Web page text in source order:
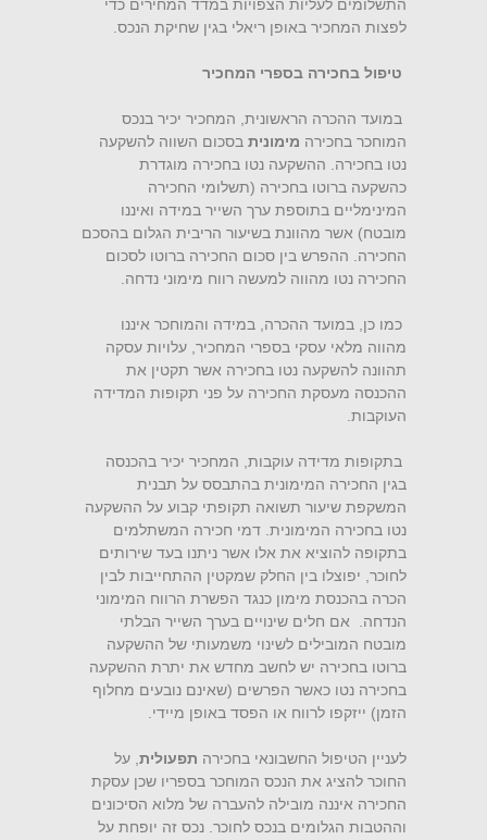
התשלומים לעליות הצפויות במדד המחירים כדי
לפצות המחכיר באופן ריאלי בגין שחיקת הנכס.
טיפול בחכירה בספרי המחכיר
במועד ההכרה הראשונית, המחכיר יכיר בנכס
המוחכר בחכירה מימונית בסכום השווה להשקעה
נטו בחכירה. ההשקעה נטו בחכירה מוגדרת
כהשקעה ברוטו בחכירה (תשלומי החכירה
המינימליים בתוספת ערך השייר במידה ואיננו
מובטח) אשר מהוונת בשיעור הריבית הגלום בהסכם
החכירה. ההפרש בין סכום החכירה ברוטו לסכום
החכירה נטו מהווה למעשה רווח מימוני נדחה.
כמו כן, במועד ההכרה, במידה והמוחכר איננו
מהווה מלאי עסקי בספרי המחכיר, עלויות עסקה
תהוונה להשקעה נטו בחכירה אשר תקטין את
ההכנסה מעסקת החכירה על פני תקופות המדידה
העוקבות.
בתקופות מדידה עוקבות, המחכיר יכיר בהכנסה
בגין החכירה המימונית בהתבסס על תבנית
המשקפת שיעור תשואה תקופתי קבוע על ההשקעה
נטו בחכירה המימונית. דמי חכירה המשתלמים
בתקופה להוציא את אלו אשר ניתנו בעד שירותים
לחוכר, יפוצלו בין החלק שמקטין ההתחייבות לבין
הכרה בהכנסת מימון כנגד הפשרת הרווח המימוני
הנדחה. אם חלים שינויים בערך השייר הבלתי
מובטח המובילים לשינוי משמעותי של ההשקעה
ברוטו בחכירה יש לחשב מחדש את יתרת ההשקעה
בחכירה נטו כאשר הפרשים (שאינם נובעים מחלוף
הזמן) ייזקפו לרווח או הפסד באופן מיידי.
לעניין הטיפול החשבונאי בחכירה תפעולית , על
החוכר להציג את הנכס המוחכר בספריו שכן עסקת
החכירה איננה מובילה להעברה של מלוא הסיכונים
וההטבות הגלומים בנכס לחוכר. נכס זה יופחת על